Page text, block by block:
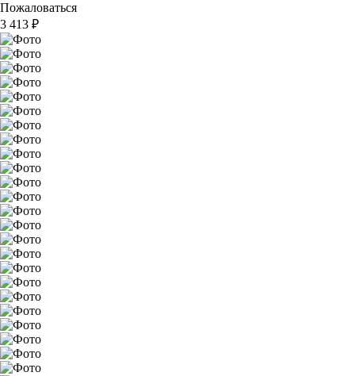
Пожаловаться
3 413 ₽